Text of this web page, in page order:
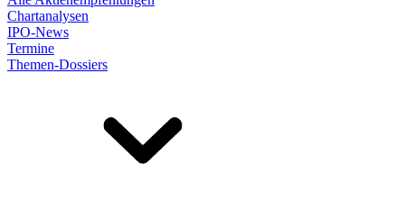
Chartanalysen
IPO-News
Termine
Themen-Dossiers